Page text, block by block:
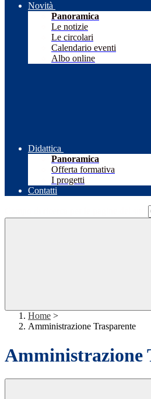
Novità
Panoramica
Le notizie
Le circolari
Calendario eventi
Albo online
Didattica
Panoramica
Offerta formativa
I progetti
Contatti
Home >
Amministrazione Trasparente
Amministrazione